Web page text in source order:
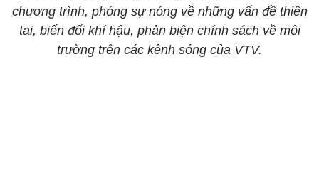
chương trình, phóng sự nóng về những vấn đề thiên
tai, biến đổi khí hậu, phản biện chính sách về môi
trường trên các kênh sóng của VTV.